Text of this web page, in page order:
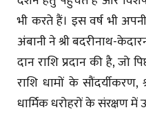
भी करते हैं। इस वर्ष भी
अंबानी ने श्री बदरीनाथ-
दान राशि प्रदान की है, जो
राशि धामों के
धार्मिक धरोहरों के संरक्षण में